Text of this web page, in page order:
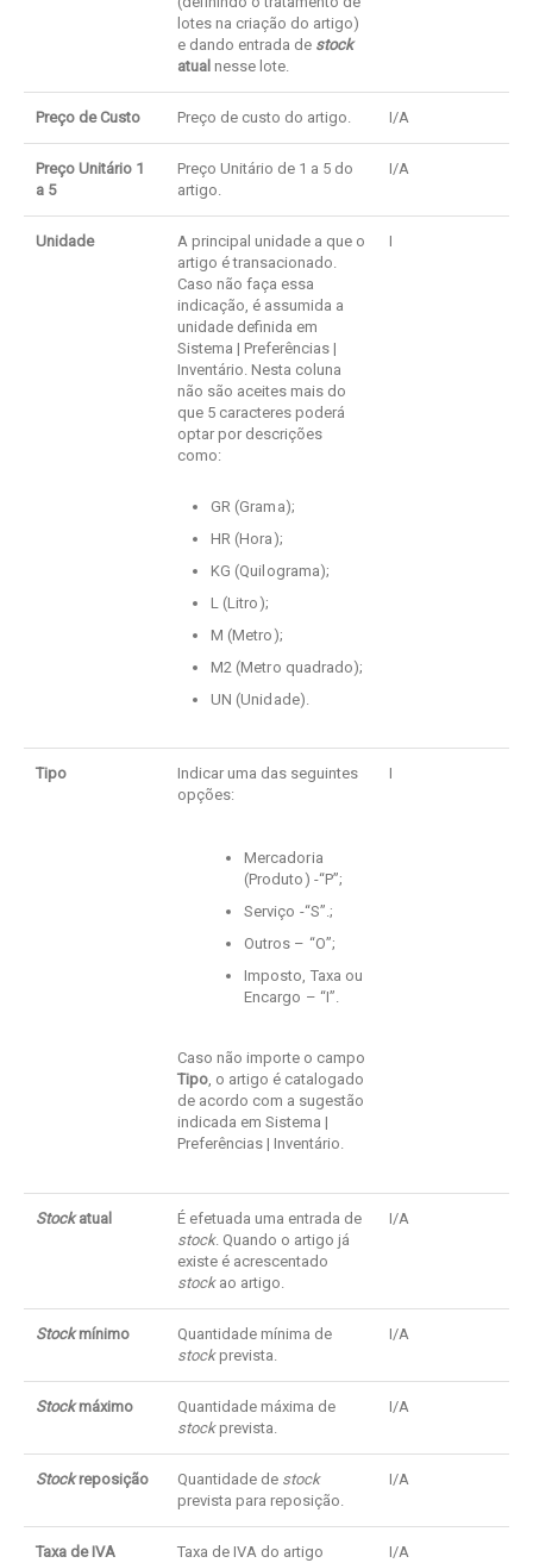
lotes na criação do artigo)
e dando entrada de stock
atual nesse lote.
Preço de Custo Preço de custo do artigo. I/A
Preço Unitário 1
a 5
Preço Unitário de 1 a 5 do
artigo.
I/A
Unidade
A principal unidade a que o
artigo é transacionado.
Caso não faça essa
indicação, é assumida a
unidade definida em
Sistema | Preferências |
Inventário. Nesta coluna
não são aceites mais do
que 5 caracteres poderá
optar por descrições
como:
GR (Grama);
HR (Hora);
KG (Quilograma);
L (Litro);
M (Metro);
M2 (Metro quadrado);
UN (Unidade).
I
Tipo
Indicar uma das seguintes
opções:
Mercadoria
(Produto) -“P”;
Serviço -“S”.;
Outros – “O”;
Imposto, Taxa ou
Encargo – “I”.
Caso não importe o campo
Tipo, o artigo é catalogado
de acordo com a sugestão
indicada em Sistema |
Preferências | Inventário.
I
Stockatual
É efetuada uma entrada de
stock. Quando o artigo já
existe é acrescentado
stockao artigo.
I/A
Stockmínimo
Quantidade mínima de
stockprevista.
I/A
Stockmáximo
Quantidade máxima de
stockprevista.
I/A
Stockreposição Quantidade de stock
prevista para reposição.
I/A
Taxa de IVA
Taxa de IVA do artigo
I/A